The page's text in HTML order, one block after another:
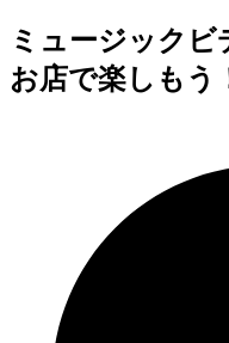
ミュージックビ
お店で楽しもう